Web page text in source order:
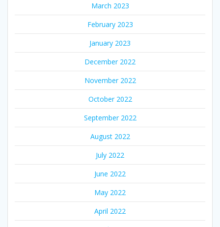
March 2023
February 2023
January 2023
December 2022
November 2022
October 2022
September 2022
August 2022
July 2022
June 2022
May 2022
April 2022